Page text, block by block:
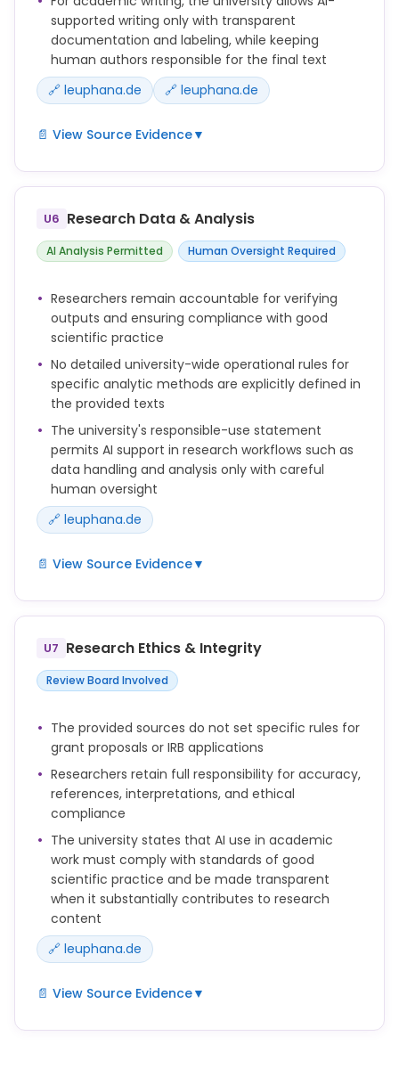
Einsatz von KI-basierten Hilfsmitteln und den
Kriterien für ihre Verwendung überprüft werden.
reflektieren wir den Einsatz von ChatGPT und
anderer KI im Schreibprozess.
supported writing only with transparent
documentation and labeling, while keeping
human authors responsible for the final text
🔗 leuphana.de
🔗 leuphana.de
📄 View Source Evidence▼
KI-generierte Inhalte müssen nachvollziehbar
dokumentiert und gekennzeichnet werden.
Studierende sind für die Inhalte, die sie mithilfe von
KI-Systemen erstellen, selbst verantwortlich. Sie
müssen die Ergebnisse fachlich überprüfen und
und Richtlinien ihrer Institutionen entsprechen.
AI tools can be used to support academic writing,
for example to improve language, structure, and
style, or to generate ideas and draft text passages.
Researchers remain fully responsible for the
content of their texts, for checking all facts,
references, citations, and interpretations, and for
ensuring that their work meets the standards of
good scientific practice.
AI tools must not be named as authors or co-
the content of a scientific work.
U6 Research Data & Analysis
AI Analysis Permitted Human Oversight Required
Researchers remain accountable for verifying
outputs and ensuring compliance with good
scientific practice
No detailed university-wide operational rules for
specific analytic methods are explicitly defined in
the provided texts
The university's responsible-use statement
permits AI support in research workflows such as
data handling and analysis only with careful
human oversight
🔗 leuphana.de
📄 View Source Evidence▼
AI tools can be useful in many stages of academic
work, including literature review, text editing, coding,
data analysis, and visualization.
Researchers remain fully responsible for the
content of their texts, for checking all facts,
ensuring that their work meets the standards of
good scientific practice.
The use of AI should be made transparent
whenever it has substantially supported the
generation, analysis, or presentation of research
content.
U7 Research Ethics & Integrity
Review Board Involved
The provided sources do not set specific rules for
grant proposals or IRB applications
Researchers retain full responsibility for accuracy,
references, interpretations, and ethical
compliance
The university states that AI use in academic
work must comply with standards of good
scientific practice and be made transparent
when it substantially contributes to research
content
🔗 leuphana.de
📄 View Source Evidence▼
Researchers remain fully responsible for the